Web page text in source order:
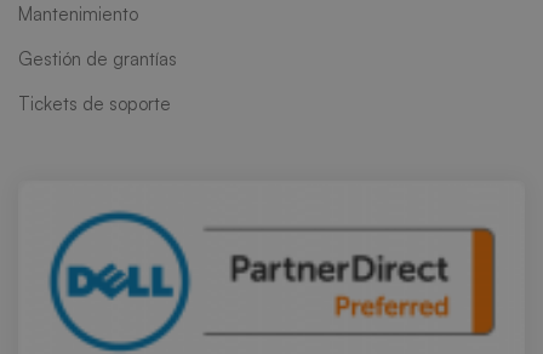
Mantenimiento
Gestión de grantías
Tickets de soporte